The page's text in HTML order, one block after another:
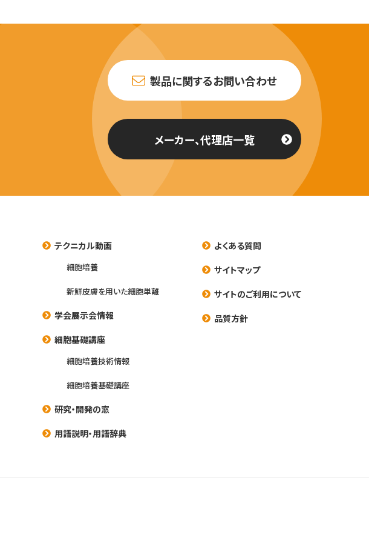
製品に関するお問い合わせ
メーカー、代理店一覧
テクニカル動画
細胞培養
新鮮皮膚を用いた細胞単離
学会展示会情報
細胞基礎講座
細胞培養技術情報
細胞培養基礎講座
研究・開発の窓
用語説明・用語辞典
よくある質問
サイトマップ
サイトのご利用について
品質方針